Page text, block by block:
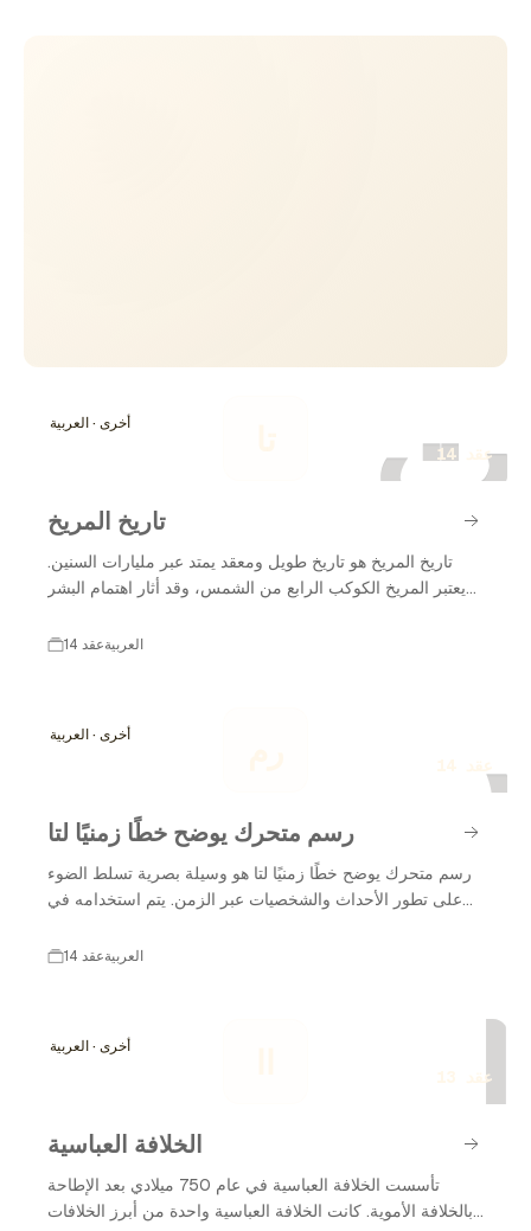
ت أخرى · العربية
14 عقد
تاريخ المريخ
تاريخ المريخ هو تاريخ طويل ومعقد يمتد عبر مليارات السنين.
يعتبر المريخ الكوكب الرابع من الشمس، وقد أثار اهتمام البشر
عبر العصور، تم رصد المريخ من قبل الفلكيين، وتطور فهمنا له
التاريخ الغني يعكس تطور المعرفة البشرية ورغبتنا في
14 عقدالعربية
ر أخرى · العربية
رسم متحرك يوضح خطًا زمنيًا لتا
رسم متحرك يوضح خطًا زمنيًا لتا هو وسيلة بصرية تسلط الضوء
على تطور الأحداث والشخصيات عبر الزمن. يتم استخدامه في
المعلومات المعقدة وجعلها أكثر جذبًا للجمهور. من خلال تقديم
الوقت الحاضر، مع التركيز على المراحل الرئيسية والتطورات
14 عقدالعربية
ا أخرى · العربية
13 عقد
الخلافة العباسية
تأسست الخلافة العباسية في عام 750 ميلادي بعد الإطاحة
بالخلافة الأموية. كانت الخلافة العباسية واحدة من أبرز الخلافات